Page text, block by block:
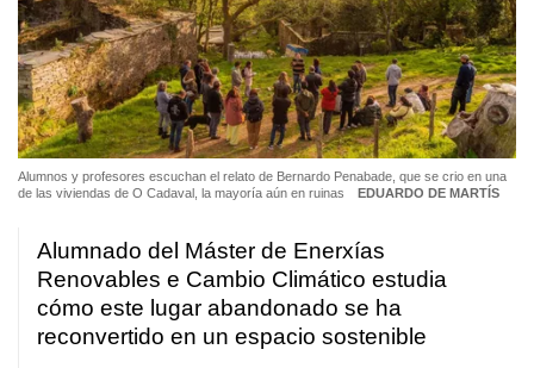
Alumnos y profesores escuchan el relato de Bernardo Penabade, que se crio en una
de las viviendas de O Cadaval, la mayoría aún en ruinas
EDUARDO DE MARTÍS
Alumnado del Máster de Enerxías
Renovables e Cambio Climático estudia
cómo este lugar abandonado se ha
reconvertido en un espacio sostenible